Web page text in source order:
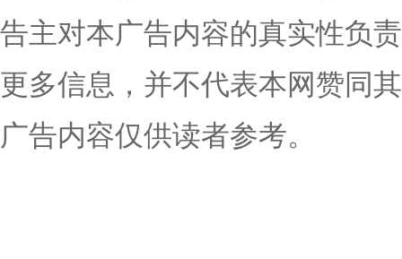
告主对本广告内容的真实性负
更多信息，并不代表本网赞同
广告内容仅供读者参考。